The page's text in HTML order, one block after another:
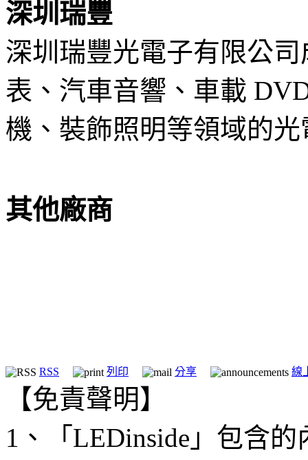
深圳瑞豐
深圳瑞豐光電子有限公
表、汽車音響、車載
機、裝飾照明等領域的
其他廠商
RSS 列印 分享 線
【免責聲明】
1、「LEDinside」包含